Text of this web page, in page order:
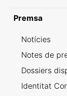
Premsa
Notícies
Notes de
Dossiers
Identitat